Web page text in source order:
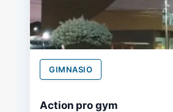
GIMNASIO
Action pro gym